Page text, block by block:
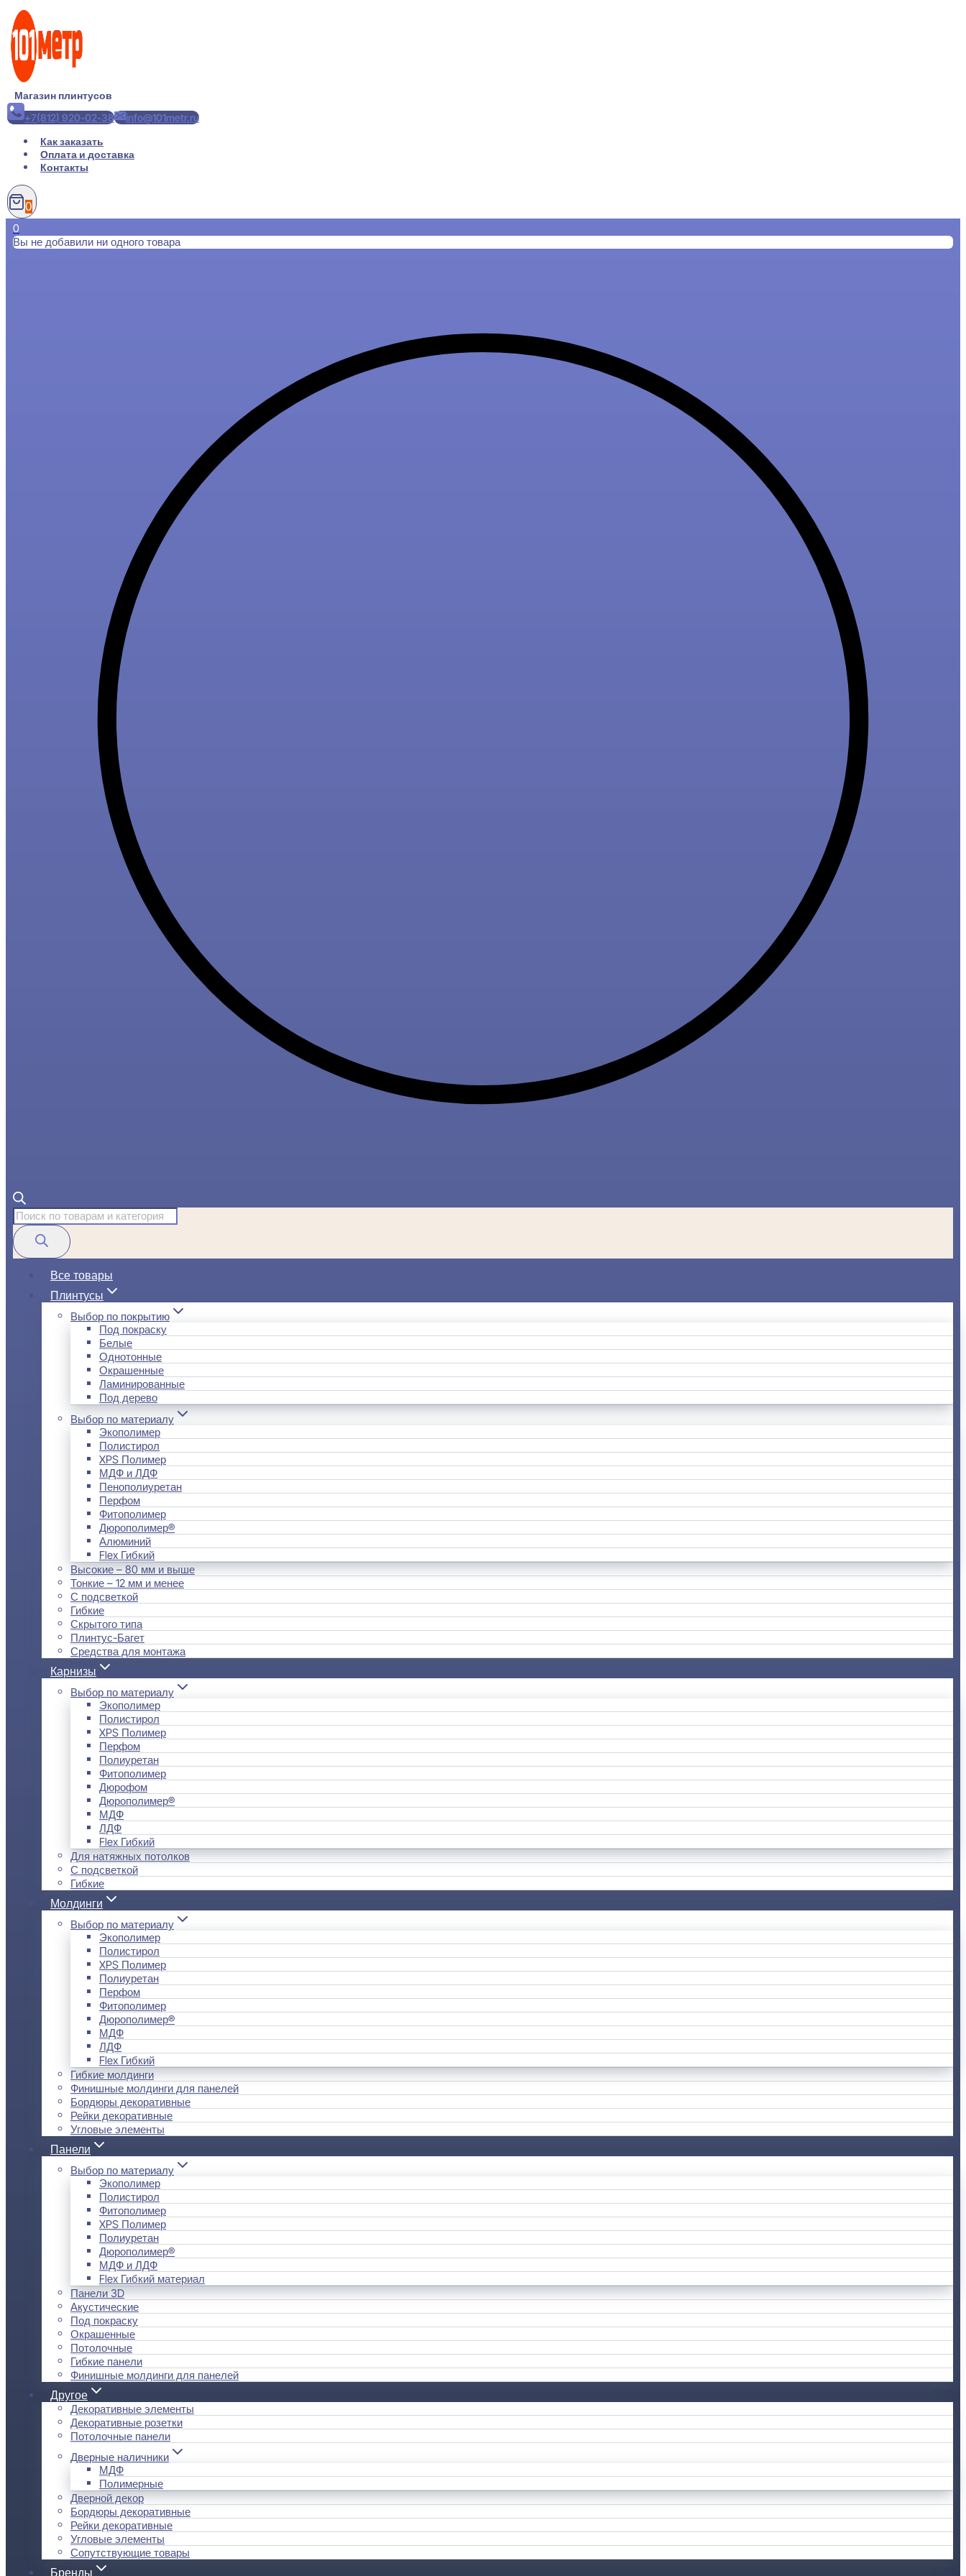
Перейти
содержимому
Магазин плинтусов
+7(812) 920-02-38
info@101metr.ru
Как заказать
Оплата и доставка
Контакты
0
0
Вы не добавили ни одного товара
Поиск
товаров
Все товары
Плинтусы
Выбор по покрытию
Под покраску
Белые
Однотонные
Окрашенные
Ламинированные
Под дерево
Выбор по материалу
Экополимер
Полистирол
XPS Полимер
МДФ и ЛДФ
Пенополиуретан
Перфом
Фитополимер
Дюрополимер®
Алюминий
Flex Гибкий
Высокие – 80 мм и выше
Тонкие – 12 мм и менее
С подсветкой
Гибкие
Скрытого типа
Плинтус-Багет
Средства для монтажа
Карнизы
Выбор по материалу
Экополимер
Полистирол
XPS Полимер
Перфом
Полиуретан
Фитополимер
Дюрофом
Дюрополимер®
МДФ
ЛДФ
Flex Гибкий
Для натяжных потолков
С подсветкой
Гибкие
Молдинги
Выбор по материалу
Экополимер
Полистирол
XPS Полимер
Полиуретан
Перфом
Фитополимер
Дюрополимер®
МДФ
ЛДФ
Flex Гибкий
Гибкие молдинги
Финишные молдинги для панелей
Бордюры декоративные
Рейки декоративные
Угловые элементы
Панели
Выбор по материалу
Экополимер
Полистирол
Фитополимер
XPS Полимер
Полиуретан
Дюрополимер®
МДФ и ЛДФ
Flex Гибкий материал
Панели 3D
Акустические
Под покраску
Окрашенные
Потолочные
Гибкие панели
Финишные молдинги для панелей
Другое
Декоративные элементы
Декоративные розетки
Потолочные панели
Дверные наличники
МДФ
Полимерные
Дверной декор
Бордюры декоративные
Рейки декоративные
Угловые элементы
Сопутствующие товары
Бренды